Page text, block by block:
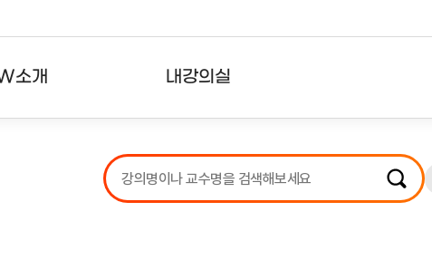
소개 내강의실
강의리스트
수강확인증강의